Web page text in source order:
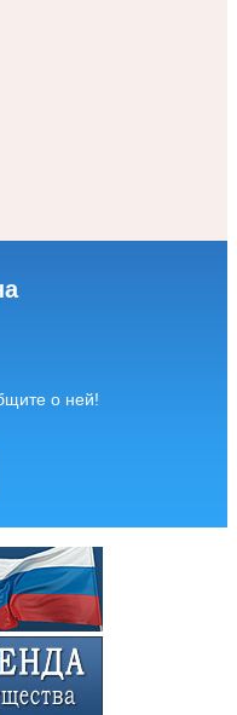
о ней!